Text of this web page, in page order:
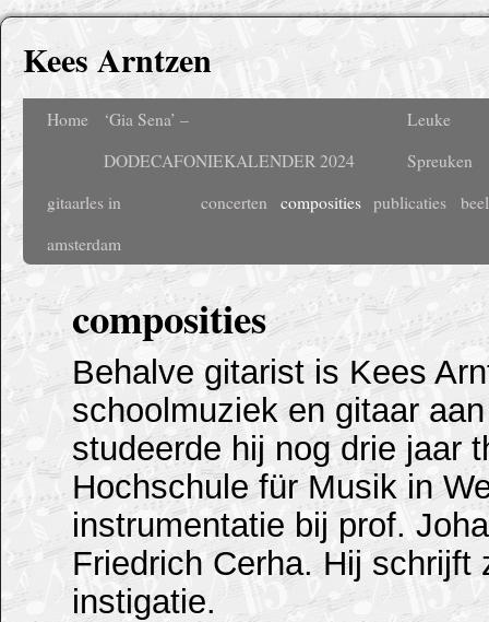
Kees Arntzen
Home
‘Gia Sena’ –
DODECAFONIEKALENDER 2024
Leuke
Spreuken
gitaarles in
amsterdam
concerten composities publicaties
composities
Behalve gitarist is Kees
schoolmuziek en gitaar
studeerde hij nog drie jaar
Hochschule für Musik in
instrumentatie bij prof.
Friedrich Cerha. Hij schrijft
instigatie.